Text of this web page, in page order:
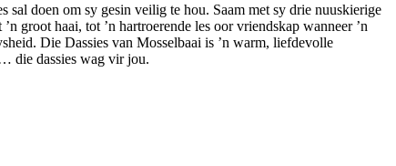
sal doen om sy gesin veilig te hou. Saam met sy drie nuuskierige
groot haai, tot ’n hartroerende les oor vriendskap wanneer ’n
Die Dassies van Mosselbaai is ’n warm, liefdevolle
die dassies wag vir jou.